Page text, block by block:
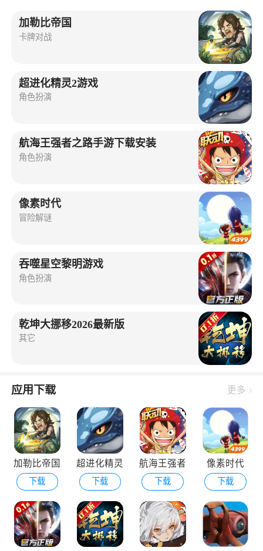
加勒比帝国
卡牌对战
超进化精灵2游戏
角色扮演
航海王强者之路手游下载安装
角色扮演
像素时代
冒险解谜
吞噬星空黎明游戏
角色扮演
乾坤大挪移2026最新版
其它
应用下载 更多
加勒比帝国
下载
超进化精灵
2游戏
下载
航海王强者
之路手游下
载安装
下载
像素时代
下载